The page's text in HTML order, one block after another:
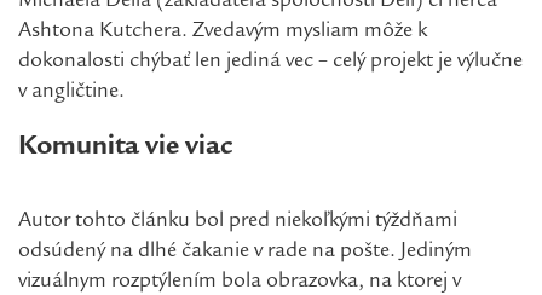
Ashtona Kutchera. Zvedavým mysliam môže k
dokonalosti chýbať len jediná vec – celý projekt je výlučne
v angličtine.
Komunita vie viac
Autor tohto článku bol pred niekoľkými týždňami
odsúdený na dlhé čakanie v rade na pošte. Jediným
vizuálnym rozptýlením bola obrazovka, na ktorej v